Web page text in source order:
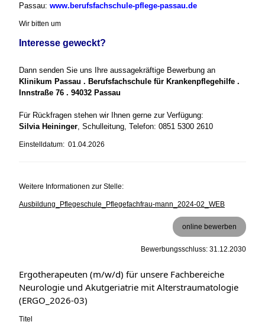
Passau: www.berufsfachschule-pflege-passau.de
Wir bitten um
Interesse geweckt?
Dann senden Sie uns Ihre aussagekräftige Bewerbung an
Klinikum Passau . Berufsfachschule für Krankenpflegehilfe .
Innstraße 76 . 94032 Passau
Für Rückfragen stehen wir Ihnen gerne zur Verfügung:
Silvia Heininger, Schulleitung, Telefon: 0851 5300 2610
Einstelldatum: 01.04.2026
Weitere Informationen zur Stelle:
Ausbildung_Pflegeschule_Pflegefachfrau-mann_2024-02_WEB
online bewerben
Bewerbungsschluss: 31.12.2030
Ergotherapeuten (m/w/d) für unsere Fachbereiche
Neurologie und Akutgeriatrie mit Alterstraumatologie
(ERGO_2026-03)
Titel